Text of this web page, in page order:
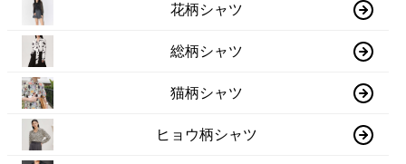
花柄シャツ
総柄シャツ
猫柄シャツ
ヒョウ柄シャツ